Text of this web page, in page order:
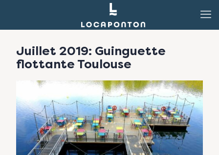
Juillet 2019: Guinguette
flottante Toulouse